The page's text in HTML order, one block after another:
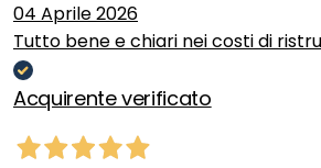
04 Aprile 2026
Tutto bene e chiari nei costi di
Acquirente verificato